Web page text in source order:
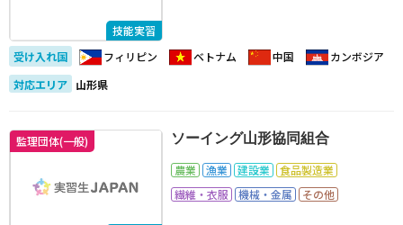
技能実習
受け入れ国 フィリピン ベトナム 中国
カンボジア
対応エリア 山形県
監理団体(一般) ソーイング山形協同組合
農業 漁業 建設業
食品製造業
繊維・衣服
機械・金属 その他